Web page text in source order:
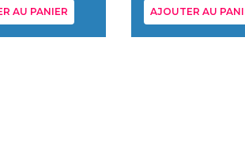
AU PANIER AJOUTER AU